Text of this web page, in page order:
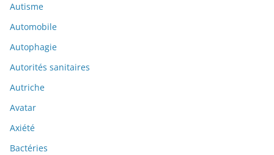
Autisme
Automobile
Autophagie
Autorités sanitaires
Autriche
Avatar
Axiété
Bactéries